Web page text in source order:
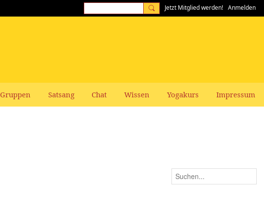
Jetzt Mitglied werden! Anmelden
Gruppen Satsang Chat Wissen Yogakurs Impressum